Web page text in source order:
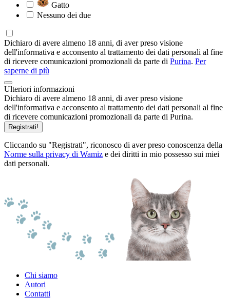
Gatto
Nessuno dei due
Dichiaro di avere almeno 18 anni, di aver preso visione
dell'informativa e acconsento al trattamento dei dati personali al fine
di ricevere comunicazioni promozionali da parte di Purina. Per
saperne di più
Ulteriori informazioni
Dichiaro di avere almeno 18 anni, di aver preso visione
dell'informativa e acconsento al trattamento dei dati personali al fine
di ricevere comunicazioni promozionali da parte di Purina.
Registrati!
Cliccando su "Registrati", riconosco di aver preso conoscenza della
Norme sulla privacy di Wamiz e dei diritti in mio possesso sui miei
dati personali.
Chi siamo
Autori
Contatti